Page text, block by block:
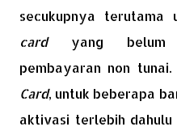
secukupnya terutama
cardyang belum
pembayaran non
Card, untuk beberapa
aktivasi terlebih